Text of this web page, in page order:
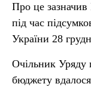
Про це
під час
України 28
Очільник Уряду
бюджету